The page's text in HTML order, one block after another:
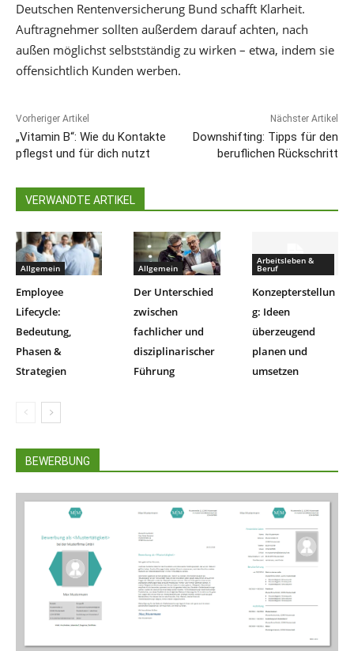
Deutschen Rentenversicherung Bund schafft Klarheit.
Auftragnehmer sollten außerdem darauf achten, nach
außen möglichst selbstständig zu wirken – etwa, indem sie
offensichtlich Kunden werben.
Vorheriger Artikel
„Vitamin B“: Wie du Kontakte
pflegst und für dich nutzt
Nächster Artikel
Downshifting: Tipps für den
beruflichen Rückschritt
VERWANDTE ARTIKEL
Allgemein
Employee
Lifecycle:
Bedeutung,
Phasen &
Strategien
Allgemein
Der Unterschied
zwischen
fachlicher und
disziplinarischer
Führung
Arbeitsleben &
Beruf
Konzepterstellun
g: Ideen
überzeugend
planen und
umsetzen
BEWERBUNG